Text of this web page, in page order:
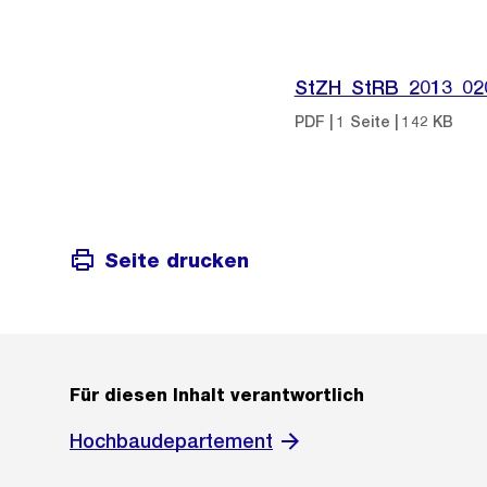
PDF | 1 Seite | 142 KB
Seite drucken
Für diesen Inhalt verantwortlich
Hochbaudepartement